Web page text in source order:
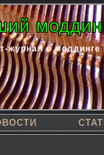
журнал о моддинге